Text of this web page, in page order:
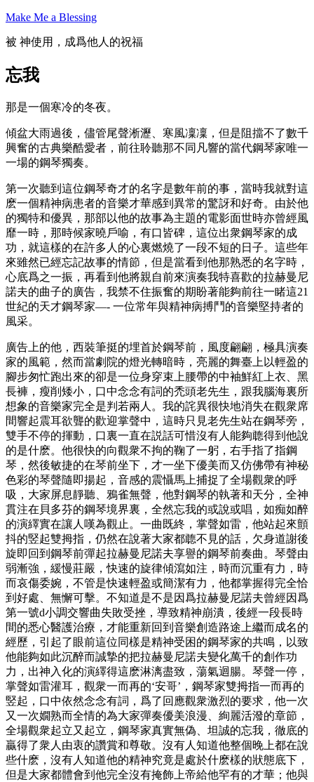
Skip
content
Make Me a Blessing
被 神使用，成爲他人的祝福
忘我
那是一個寒冷的冬夜。
傾盆大雨過後，儘管尾聲淅瀝、寒風凜凜，但是阻擋不了數千
興奮的古典樂酷愛者，前往聆聽那不同凡響的當代鋼琴家唯一
一場的鋼琴獨奏。
第一次聽到這位鋼琴奇才的名字是數年前的事，當時我就對這
麽一個精神病患者的音樂才華感到異常的驚訝和好奇。由於他
的獨特和優異，那部以他的故事為主題的電影面世時亦曾經風
靡一時，那時候家曉戶喻，有口皆碑，這位出衆鋼琴家的成
功，就這樣的在許多人的心裏燃燒了一段不短的日子。這些年
來雖然已經忘記故事的情節，但是當看到他那熟悉的名字時，
心底爲之一振，再看到他將親自前來演奏我特喜歡的拉赫曼尼
諾夫的曲子的廣告，我禁不住振奮的期盼著能夠前往一睹這21
世紀的天才鋼琴家—- 一位常年與精神病搏鬥的音樂堅持者的
風采。
廣告上的他，西裝筆挺的埋首於鋼琴前，風度翩翩，極具演奏
家的風範，然而當劇院的燈光轉暗時，亮麗的舞臺上以輕盈的
腳步匆忙跑出來的卻是一位身穿束上腰帶的中袖鮮紅上衣、黑
長褲，瘦削矮小，口中念念有詞的禿頭老先生，跟我腦海裏所
想象的音樂家完全是判若兩人。我的詫異很快地消失在觀衆席
間響起震耳欲聾的歡迎掌聲中，這時只見老先生站在鋼琴旁，
雙手不停的揮動，口裏一直在説話可惜沒有人能夠聼得到他說
的是什麽。他很快的向觀衆不拘的鞠了一躬，右手指了指鋼
琴，然後敏捷的在琴前坐下，才一坐下優美而又仿佛帶有神秘
色彩的琴聲隨即揚起，音感的震懾馬上捕捉了全場觀衆的呼
吸，大家屏息靜聽、鴉雀無聲，他對鋼琴的執著和天分，全神
貫注在貝多芬的鋼琴境界裏，全然忘我的或說或唱，如痴如醉
的演繹實在讓人嘆為觀止。一曲既終，掌聲如雷，他站起來顫
抖的竪起雙拇指，仍然在說著大家都聼不見的話，欠身道謝後
旋即回到鋼琴前彈起拉赫曼尼諾夫享譽的鋼琴前奏曲。琴聲由
弱漸強，緩慢莊嚴，快速的旋律傾瀉如注，時而沉重有力，時
而哀傷委婉，不管是快速輕盈或簡潔有力，他都掌握得完全恰
到好處、無懈可擊。不知道是不是因爲拉赫曼尼諾夫曾經因爲
第一號d小調交響曲失敗受挫，導致精神崩潰，後經一段長時
間的悉心醫護治療，才能重新回到音樂創造路途上繼而成名的
經歷，引起了眼前這位同樣是精神受困的鋼琴家的共鳴，以致
他能夠如此沉醉而誠摯的把拉赫曼尼諾夫變化萬千的創作功
力，出神入化的演繹得這麽淋漓盡致，蕩氣迴腸。琴聲一停，
掌聲如雷灌耳，觀衆一而再的‘安哥’，鋼琴家雙拇指一而再的
竪起，口中依然念念有詞，爲了回應觀衆激烈的要求，他一次
又一次嫺熟而全情的為大家彈奏優美浪漫、絢麗活潑的章節，
全場觀衆起立又起立，鋼琴家真實無偽、坦誠的忘我，徹底的
贏得了衆人由衷的讚賞和尊敬。沒有人知道他整個晚上都在說
些什麽，沒有人知道他的精神究竟是處於什麽樣的狀態底下，
但是大家都體會到他完全沒有掩飾上帝給他罕有的才華；他與